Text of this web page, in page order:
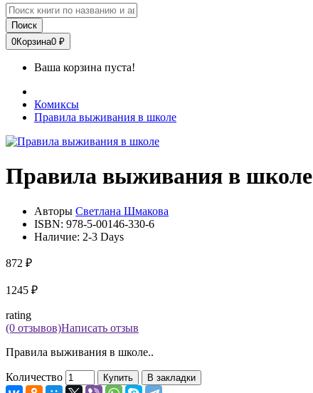
Поиск
0Корзина0 ₽
Ваша корзина пуста!
Комиксы
Правила выживания в школе
Правила выживания в школе
Авторы Светлана Шмакова
ISBN: 978-5-00146-330-6
Наличие: 2-3 Days
872 ₽
1245 ₽
rating
(0 отзывов)Написать отзыв
Правила выживания в школе..
Количество Купить В закладки